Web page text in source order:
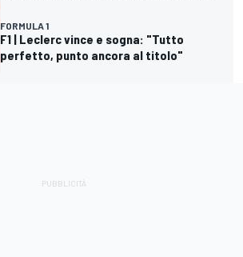
FORMULA 1
F1 | Leclerc vince e sogna: "Tutto
perfetto, punto ancora al titolo"